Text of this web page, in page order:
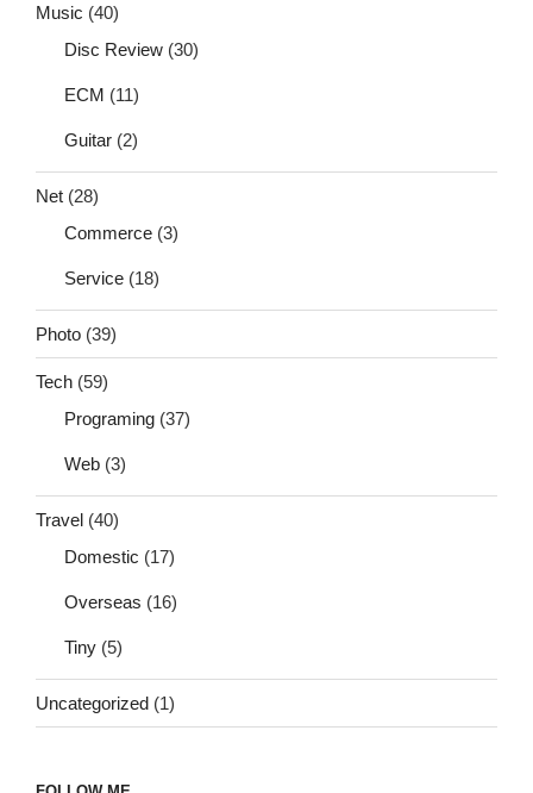
Music (40)
Disc Review (30)
ECM (11)
Guitar (2)
Net (28)
Commerce (3)
Service (18)
Photo (39)
Tech (59)
Programing (37)
Web (3)
Travel (40)
Domestic (17)
Overseas (16)
Tiny (5)
Uncategorized (1)